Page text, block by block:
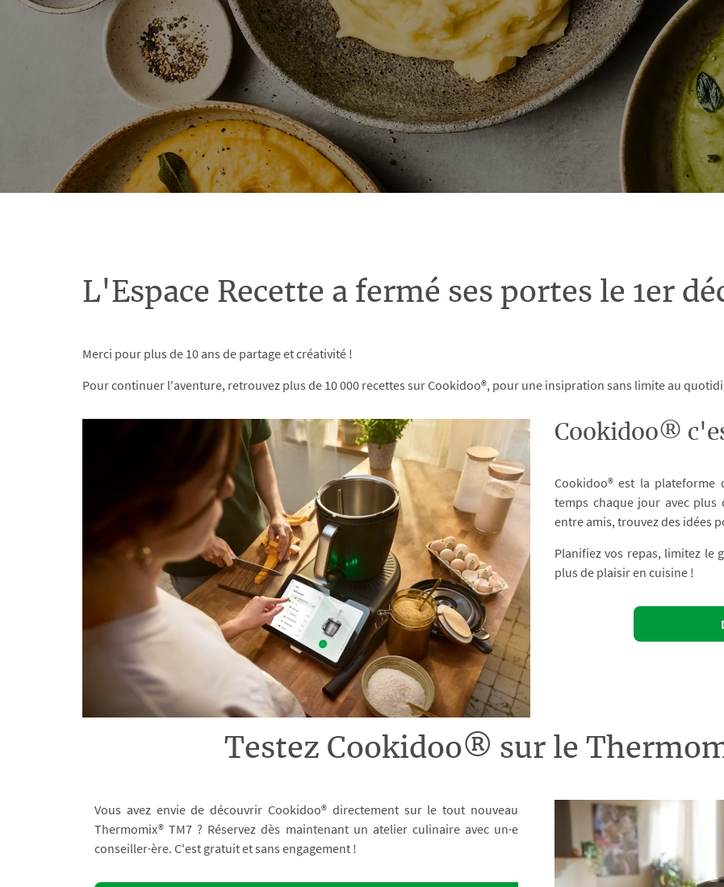
L'Espace Recette a fermé ses portes le 1er
Merci pour plus de 10 ans de partage et créativité !
Pour continuer l'aventure, retrouvez plus de 10 000 recettes sur Cookidoo®, pour une insipration sans limite au
Cookidoo®
Cookidoo® est la plateforme
temps chaque jour avec plus
entre amis, trouvez des idées
Planifiez vos repas, limitez le
plus de plaisir en cuisine !
Testez Cookidoo® sur le
Vous avez envie de découvrir Cookidoo® directement sur le tout nouveau
Thermomix® TM7 ? Réservez dès maintenant un atelier culinaire avec un·e
conseiller·ère. C'est gratuit et sans engagement !